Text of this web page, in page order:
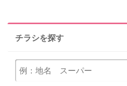
チラシを探す